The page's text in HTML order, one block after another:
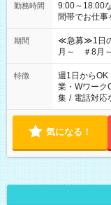
勤務時間
9:00～18:00など ■
間帯でお仕
17:00～
期間
≪急募≫1日
月～ ＃8月～
特徴 週1日からOK
業・Wワーク
集 / 電話対応
気になる！